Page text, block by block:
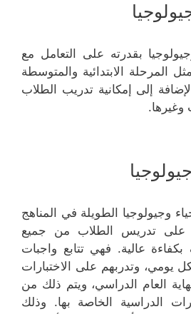
بقدرته على التعامل مع
المرحلة الابتدائية والمتوسطة
إلى إمكانية تدريب الطلاب
وغيرها.
وجيولوجيا الطويلة في المناهج
على تدريس الطلاب من جميع
عالية. فهي تتابع واجبات
يومي، وتدربهم على الاختبارات
العام الدراسي، ويتم ذلك من
الدراسية الخاصة بها. وذلك